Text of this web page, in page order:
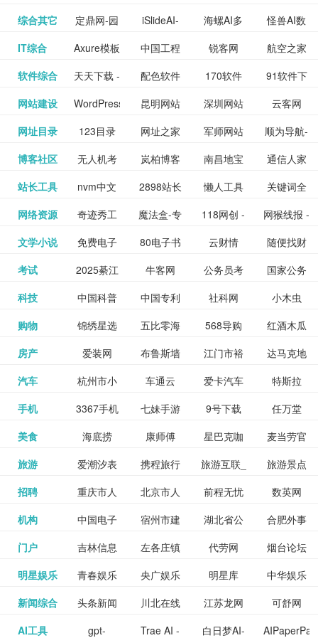
全 频
包括上映
影片的影
讯查询及
购票服
务。你可
和看过的
电影电视
剧，顺便
打分、写
味，豆瓣
电影会推
荐好电影
给你。
_www.sanmao.com.cn_
素材免费
图库
nas论
坛|nas1.cn|nas1|nas
流社区
文写作-AI
毕业设计-
PPT模板
生成
作 - 国内
领先的AI
图片、文
案创作平
讯飞星火-
懂我的AI
助手
更多>>
综合其它 定鼎网-园
林景观建
筑室内设
iSlideAI-
一键生成
PPT模板
海螺AI多
模态大语
言模型
怪兽AI数
字人
九章开物 更多>>
IT综合 Axure模板
网
中国工程
科技知识
中心
锐客网
航空之家
牛品汇
更多>>
软件综合 天天下载 -
绿色精品
软件应用
配色软件
园
170软件
下载站
91软件下
载
yx12345
下载站
更多>>
网站建设 WordPress
主题模板
下载_爱主
昆明网站
建设
深圳网站
建设
云客网
SEO众包
服务平台
深圳网站
建设
更多>>
网址目录 123目录
网
网址之家 军师网站
目录网址
大全
顺为导航-
办公运营
工具导航
易推分类
目录网
更多>>
博客社区 无人机考
证资讯网
岚柏博客 南昌地宝
网_南昌论
坛
通信人家
园
精易论坛 更多>>
站长工具 nvm中文
网
2898站长
资源平台
懒人工具 关键词全
网指数查
询
SEO工具
- 站长之家
更多>>
网络资源 奇迹秀工
具箱-设计
师必备设
辅助神器
魔法盒-专
业的游戏
动画特效
118网创 -
创业项目
资源分享
网猴线报 -
一个简单
且纯粹的
网站
线报酷 -
专注线报
活动
更多>>
文学小说 免费电子
书下载
网,txt小说
完结txt小
说-书本网
80电子书
_八零电子
书_80txt_
云财情 随便找财
经网
钱如故 更多>>
考试 2025綦江
区中考志
愿填报系
牛客网 公务员考
试-中公教
育网
国家公务
员局
公务员考
试信息网
更多>>
科技 中国科普
博览
中国专利
信息网
社科网
小木虫
中国科学
院
更多>>
购物 锦绣星选
海淘
五比零海
淘网
568导购
网
红酒木瓜
靓汤官网
淘宝 更多>>
房产 爱装网 布鲁斯墙
纸
江门市裕
华墙纸
达马克地
产
格莱美墙
纸
更多>>
汽车 杭州市小
客车总量
调控管理
车通云 爱卡汽车
导购
特斯拉
百度有驾
网
更多>>
手机 3367手机
游戏
七妹手游 9号下载
任万堂
游戏邦
更多>>
美食 海底捞 康师傅 星巴克咖
啡
麦当劳官
网
心食谱网 更多>>
旅游 爱潮汐表 携程旅行
网
旅游互联_
景点门票
预订
旅游景点
点评-猫途
鹰
北京旅游
网
更多>>
招聘 重庆市人
力资源和
社会保障
北京市人
力资源和
社会保障
前程无忧
招聘网
数英网
聘才网
更多>>
机构 中国电子
检验检疫
业务网
宿州市建
委网
湖北省公
管局
合肥外事
办
湖北省粮
食局
更多>>
门户 吉林信息
网
左各庄镇
论坛
代劳网
烟台论坛
腾讯充值
中心
更多>>
明星娱乐 青春娱乐
网
央广娱乐
网,
明星库 中华娱乐
网
网易娱乐 更多>>
新闻综合 头条新闻 川北在线 江苏龙网
可舒网
巾帼网
更多>>
AI工具 gpt- Trae AI - 白日梦AI-